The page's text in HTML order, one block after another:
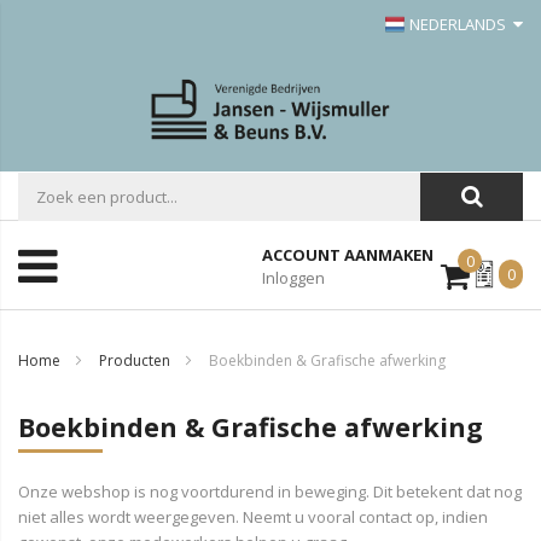
NEDERLANDS
ACCOUNT AANMAKEN
Inloggen
0Mijn
Offerte
0
Home Producten Boekbinden & Grafische afwerking
Boekbinden & Grafische afwerking
Onze webshop is nog voortdurend in beweging. Dit betekent dat nog
niet alles wordt weergegeven. Neemt u vooral contact op, indien